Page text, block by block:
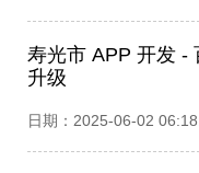
寿光市 APP 开发 -
升级​
日期：2025-06-02